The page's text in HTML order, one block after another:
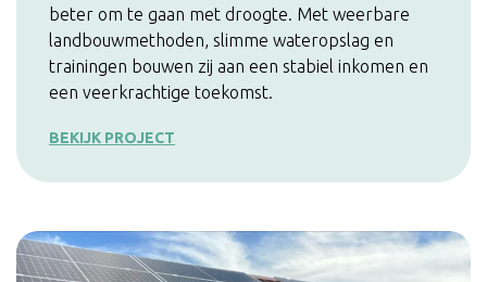
beter om te gaan met droogte. Met weerbare
landbouwmethoden, slimme wateropslag en
trainingen bouwen zij aan een stabiel inkomen en
een veerkrachtige toekomst.
BEKIJK PROJECT